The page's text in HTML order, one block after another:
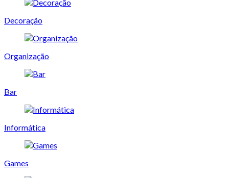
Decoração
Organização
Bar
Informática
Games